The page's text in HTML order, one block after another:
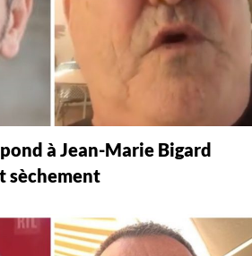
à Jean-Marie Bigard
sèchement